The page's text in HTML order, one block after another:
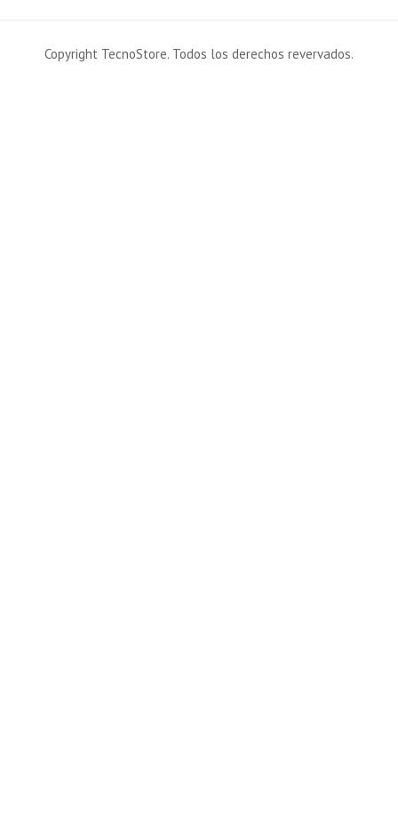
Copyright TecnoStore. Todos los derechos revervados.